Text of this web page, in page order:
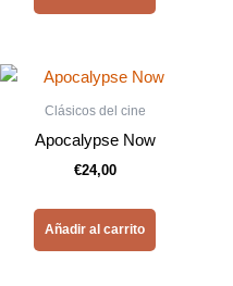
Clásicos del cine
Apocalypse Now
€24,00
Añadir al carrito